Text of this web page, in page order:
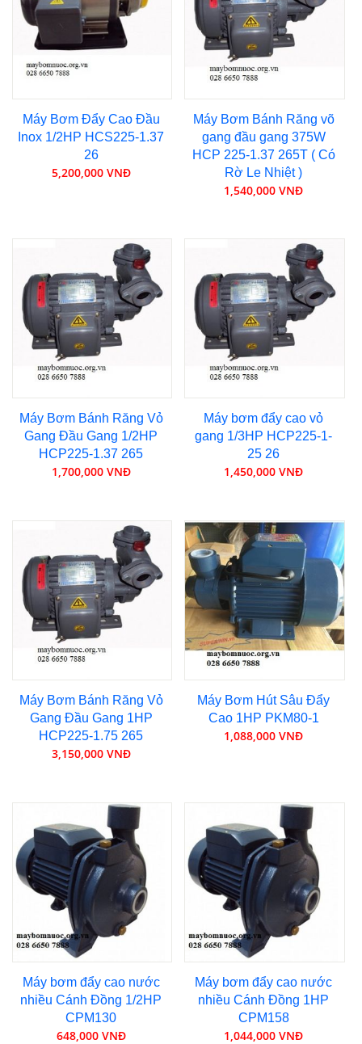
Máy Bơm Đẩy Cao Đầu
Inox 1/2HP HCS225-1.37
26
5,200,000 VNĐ
Máy Bơm Bánh Răng võ
gang đầu gang 375W
HCP 225-1.37 265T ( Có
Rờ Le Nhiệt )
1,540,000 VNĐ
Máy Bơm Bánh Răng Vỏ
Gang Đầu Gang 1/2HP
HCP225-1.37 265
1,700,000 VNĐ
Máy bơm đẩy cao vỏ
gang 1/3HP HCP225-1-
25 26
1,450,000 VNĐ
Máy Bơm Bánh Răng Vỏ
Gang Đầu Gang 1HP
HCP225-1.75 265
3,150,000 VNĐ
Máy Bơm Hút Sâu Đẩy
Cao 1HP PKM80-1
1,088,000 VNĐ
Máy bơm đẩy cao nước
nhiều Cánh Đồng 1/2HP
CPM130
648,000 VNĐ
Máy bơm đẩy cao nước
nhiều Cánh Đồng 1HP
CPM158
1,044,000 VNĐ